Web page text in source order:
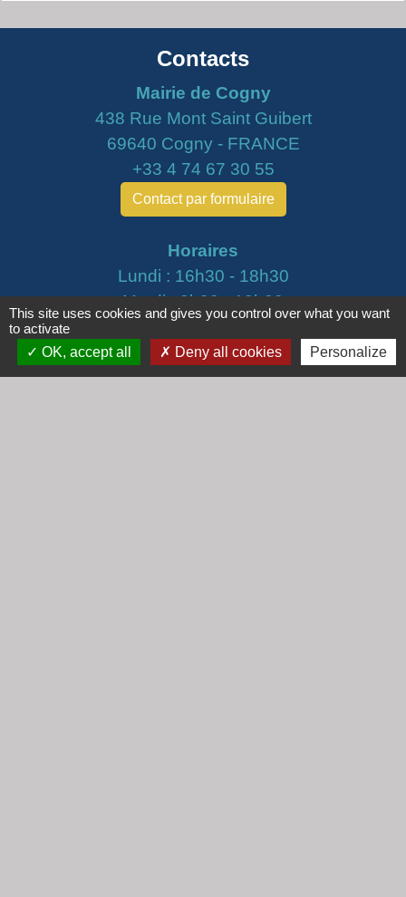
Contacts
Mairie de Cogny
438 Rue Mont Saint Guibert
69640 Cogny - FRANCE
+33 4 74 67 30 55
Contact par formulaire
Horaires
Lundi : 16h30 - 18h30
Mardi : 8h30 - 12h00
Mercredi : 9h00 - 12h00
Vendredi : 16h00 - 18h00
This site uses cookies and gives you control over what you want
to activate
OK, accept all
Deny all cookies Personalize